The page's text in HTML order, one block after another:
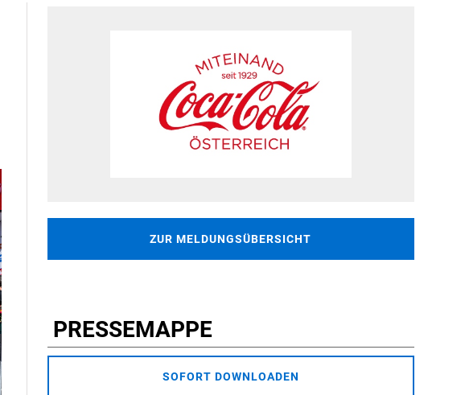
ZUR MELDUNGSÜBERSICHT
PRESSEMAPPE
SOFORT DOWNLOADEN